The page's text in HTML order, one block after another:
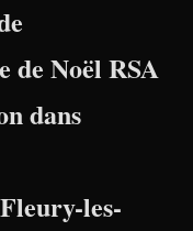
de Noël RSA
dans
Fleury-les-